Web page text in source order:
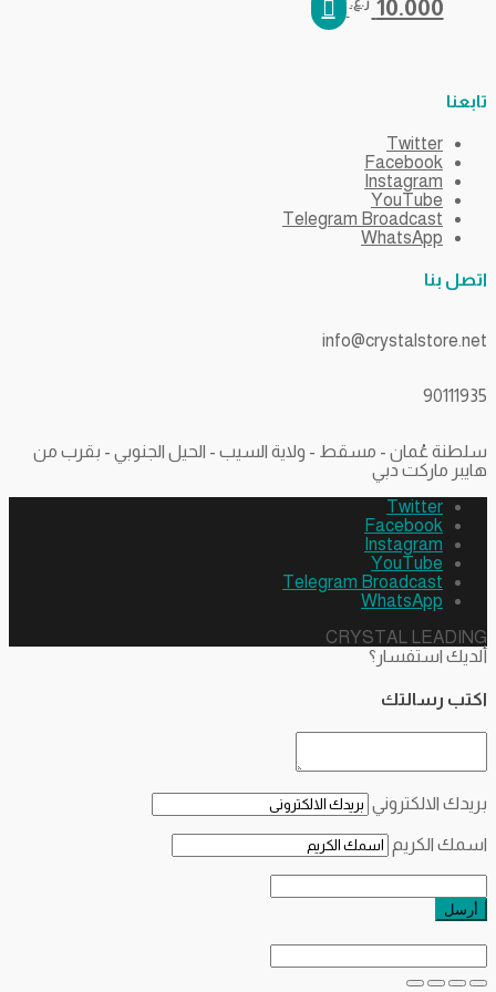
10.000
Twitter
Facebook
Instagram
YouTube
Telegram Broadcast
WhatsApp
بنا
عُمان - مسقط - ولاية السيب - الحيل الجنوبي - بقرب من
ماركت دبي
Twitter
Facebook
Instagram
YouTube
Telegram Broadcast
WhatsApp
CRYSTAL
استفسار؟
رسالتك
الالكتروني
الكريم